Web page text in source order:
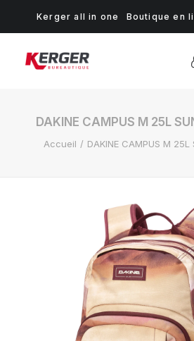
Kerger all in one Boutique en
DAKINE CAMPUS M 25L
Accueil DAKINE CAMPUS M 25L